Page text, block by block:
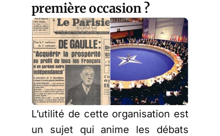
première occasion ?
L’utilité de cette organisation est
un sujet qui anime les débats